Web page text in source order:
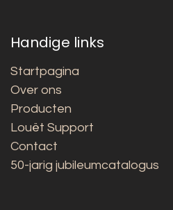
Handige links
Startpagina
Over ons
Producten
Louët Support
Contact
50-jarig jubileumcatalogus